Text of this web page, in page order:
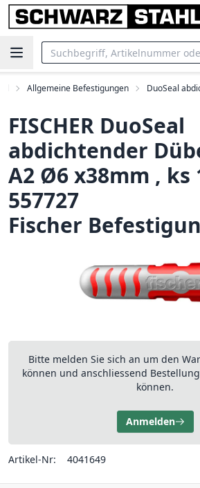
Allgemeine Befestigungen DuoSeal
FISCHER DuoSeal
abdichtender
A2 Ø6 x38mm , ks
557727
Fischer
Bitte melden Sie sich an um den
können und anschliessend
können.
Anmelden
Artikel-Nr: 4041649